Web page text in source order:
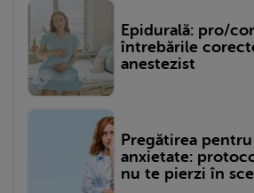
Epidurală: pro/
întrebările
anestezist
Pregătirea
anxietate:
nu te pierzi în